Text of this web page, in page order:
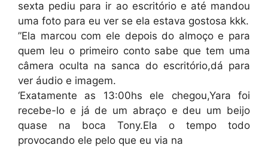
sexta pediu para ir ao escritório e até mandou
uma foto para eu ver se ela estava gostosa kkk.
”Ela marcou com ele depois do almoço e para
quem leu o primeiro conto sabe que tem uma
câmera oculta na sanca do escritório,dá para
ver áudio e imagem.
‘Exatamente as 13:00hs ele chegou,Yara foi
recebe-lo e já de um abraço e deu um beijo
quase na boca Tony.Ela o tempo todo
provocando ele pelo que eu via na